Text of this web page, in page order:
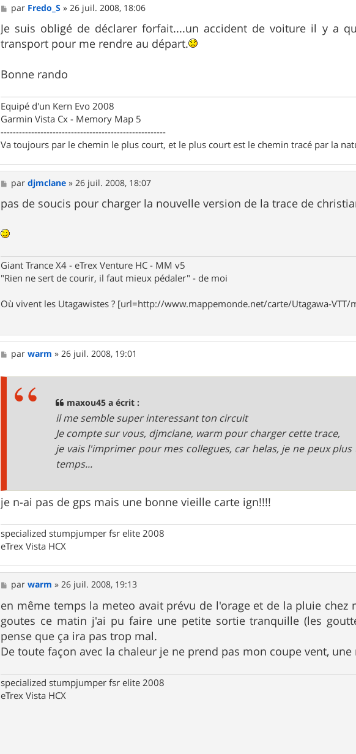
M
e
s
s
a
par Fredo_S »26 juil. 2008, 18:06
Je suis obligé de déclarer forfait....un accident de voiture il y a
transport pour me rendre au départ.
Bonne rando
Equipé d'un Kern Evo 2008
Garmin Vista Cx - Memory Map 5
------------------------------------------------------
Va toujours par le chemin le plus court, et le plus court est le chemin tracé par la
M
e
s
s
g
e
pardjmclane » 26 juil. 2008, 18:07
pas de soucis pour charger la nouvelle version de la trace de
Giant Trance X4 - eTrex Venture HC - MM v5
"Rien ne sert de courir, il faut mieux pédaler" - de moi
Où vivent les Utagawistes ? [url=http://www.mappemonde.net/carte/Utagawa-
M
e
parwarm » 26 juil. 2008, 19:01
maxou45 a écrit :
il me semble super interessant ton circuit
Je compte sur vous, djmclane, warm pour charger cette trace,
je vais l'imprimer pour mes collegues, car helas, je ne peux
temps...
je n-ai pas de gps mais une bonne vieille carte ign!!!!
specialized stumpjumper fsr elite 2008
eTrex Vista HCX
M
e
s
s
a
g
e
parwarm »26 juil. 2008, 19:13
en même temps la meteo avait prévu de l'orage et de la pluie
goutes ce matin j'ai pu faire une petite sortie tranquille (les
pense que ça ira pas trop mal.
De toute façon avec la chaleur je ne prend pas mon coupe vent,
specialized stumpjumper fsr elite 2008
eTrex Vista HCX